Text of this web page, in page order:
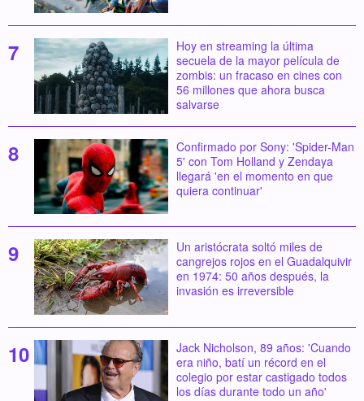
Hoy en streaming la última
secuela de la mayor película de
zombis: un fracaso en cines con
56 millones que ahora busca
salvarse
Confirmado por Sony: 'Spider-Man
5' con Tom Holland y Zendaya
llegará 'en el momento en que
quiera continuar'
Un aristócrata soltó miles de
cangrejos rojos en el Guadalquivir
en 1974: 50 años después, la
invasión es irreversible
Jack Nicholson, 89 años: 'Cuando
era niño, batí un récord en el
colegio por estar castigado todos
los días durante todo un año'